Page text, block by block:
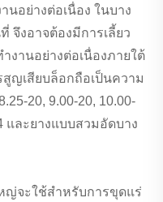
นอย่างต่อเนื่อง ในบาง
จึงอาจต้องมีการเลี้ยว
งานอย่างต่อเนื่องภายใต้
ญเสียบล็อกถือเป็นความ
20, 9.00-20, 10.00-
และยางแบบสวมอัดบาง
ญ่จะใช้สำหรับการขุดแร่